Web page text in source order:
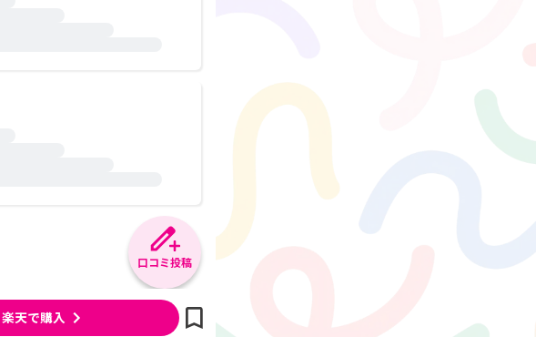
口コミ投稿
楽天で購入